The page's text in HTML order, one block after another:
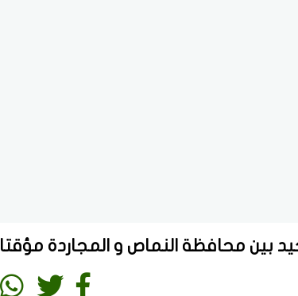
بين محافظة النماص و المجاردة مؤقتا